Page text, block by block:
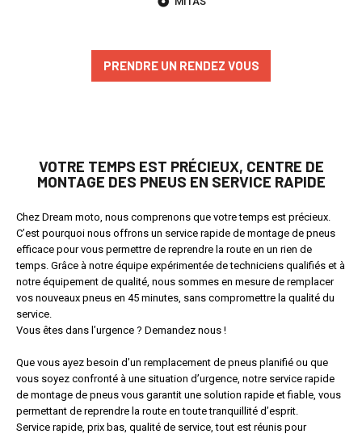
PRENDRE UN RENDEZ VOUS
VOTRE TEMPS EST PRÉCIEUX, CENTRE DE
MONTAGE DES PNEUS EN SERVICE RAPIDE
Chez Dream moto, nous comprenons que votre temps est précieux.
C’est pourquoi nous offrons un service rapide de montage de pneus
efficace pour vous permettre de reprendre la route en un rien de
temps. Grâce à notre équipe expérimentée de techniciens qualifiés et à
notre équipement de qualité, nous sommes en mesure de remplacer
vos nouveaux pneus en 45 minutes, sans compromettre la qualité du
service.
Vous êtes dans l’urgence ? Demandez nous !
Que vous ayez besoin d’un remplacement de pneus planifié ou que
vous soyez confronté à une situation d’urgence, notre service rapide
de montage de pneus vous garantit une solution rapide et fiable, vous
permettant de reprendre la route en toute tranquillité d’esprit.
Service rapide, prix bas, qualité de service, tout est réunis pour